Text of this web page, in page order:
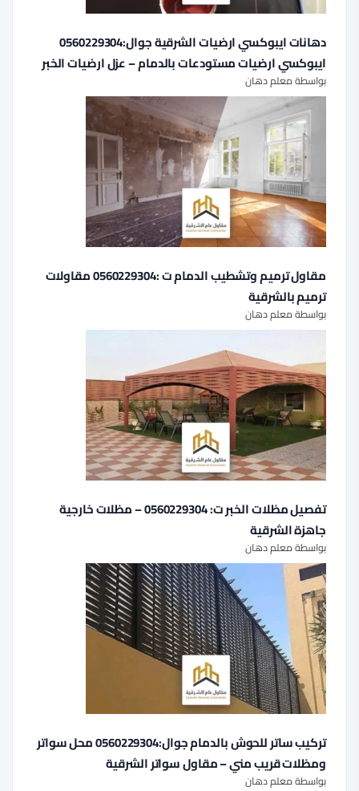
دهانات ايبوكسي ارضيات الشرقية جوال:0560229304
ايبوكسي ارضيات مستودعات بالدمام – عزل ارضيات الخبر
بواسطة معلم دهان
مقاول ترميم وتشطيب الدمام ت :0560229304 مقاولات
ترميم بالشرقية
بواسطة معلم دهان
تفصيل مظلات الخبر ت: 0560229304 – مظلات خارجية
جاهزة الشرقية
بواسطة معلم دهان
تركيب ساتر للحوش بالدمام جوال:0560229304 محل سواتر
ومظلات قريب مني – مقاول سواتر الشرقية
بواسطة معلم دهان